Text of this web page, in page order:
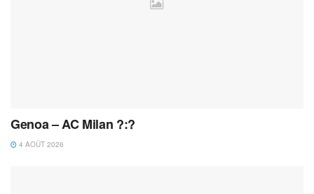
Genoa – AC Milan ?:?
4 AOÛT 2026